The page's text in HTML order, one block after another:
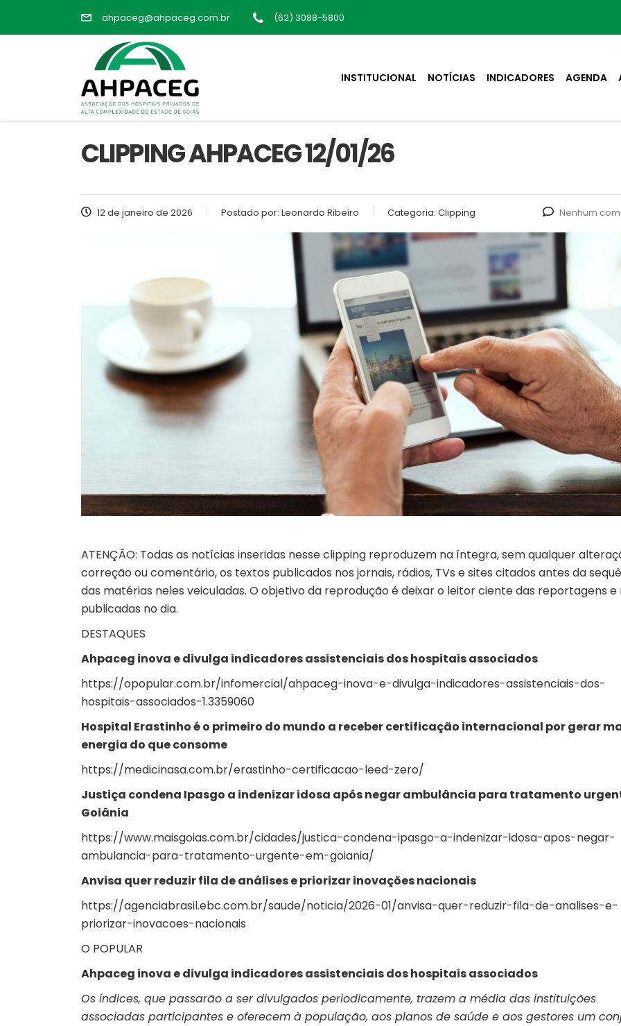
ahpaceg@ahpaceg.com.br (62) 3088-5800
INSTITUCIONAL NOTÍCIAS INDICADORES AGENDA
CLIPPING AHPACEG 12/01/26
12 de janeiro de 2026 Postado por: Leonardo Ribeiro Categoria: Clipping Nenhum
ATENÇÃO: Todas as notícias inseridas nesse clipping reproduzem na íntegra, sem qualquer
correção ou comentário, os textos publicados nos jornais, rádios, TVs e sites citados antes da
das matérias neles veiculadas. O objetivo da reprodução é deixar o leitor ciente das reportagens e
publicadas no dia.
DESTAQUES
Ahpaceg inova e divulga indicadores assistenciais dos hospitais associados
https://opopular.com.br/infomercial/ahpaceg-inova-e-divulga-indicadores-assistenciais-dos-
hospitais-associados-1.3359060
Hospital Erastinho é o primeiro do mundo a receber certificação internacional por gerar
energia do que consome
https://medicinasa.com.br/erastinho-certificacao-leed-zero/
Justiça condena Ipasgo a indenizar idosa após negar ambulância para tratamento
Goiânia
https://www.maisgoias.com.br/cidades/justica-condena-ipasgo-a-indenizar-idosa-apos-negar-
ambulancia-para-tratamento-urgente-em-goiania/
Anvisa quer reduzir fila de análises e priorizar inovações nacionais
https://agenciabrasil.ebc.com.br/saude/noticia/2026-01/anvisa-quer-reduzir-fila-de-analises-e-
priorizar-inovacoes-nacionais
O POPULAR
Ahpaceg inova e divulga indicadores assistenciais dos hospitais associados
Os índices, que passarão a ser divulgados periodicamente, trazem a média das instituições
associadas participantes e oferecem à população, aos planos de saúde e aos gestores um